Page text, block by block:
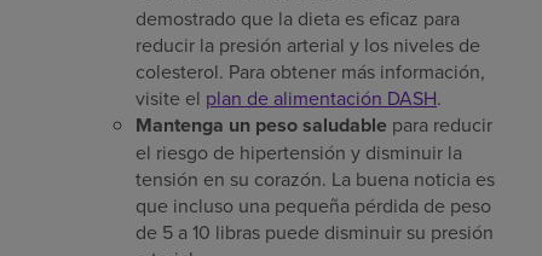
demostrado que la dieta es eficaz para
reducir la presión arterial y los niveles de
colesterol. Para obtener más información,
visite el plan de alimentación DASH.
Mantenga un peso saludable para reducir
el riesgo de hipertensión y disminuir la
tensión en su corazón. La buena noticia es
que incluso una pequeña pérdida de peso
de 5 a 10 libras puede disminuir su presión